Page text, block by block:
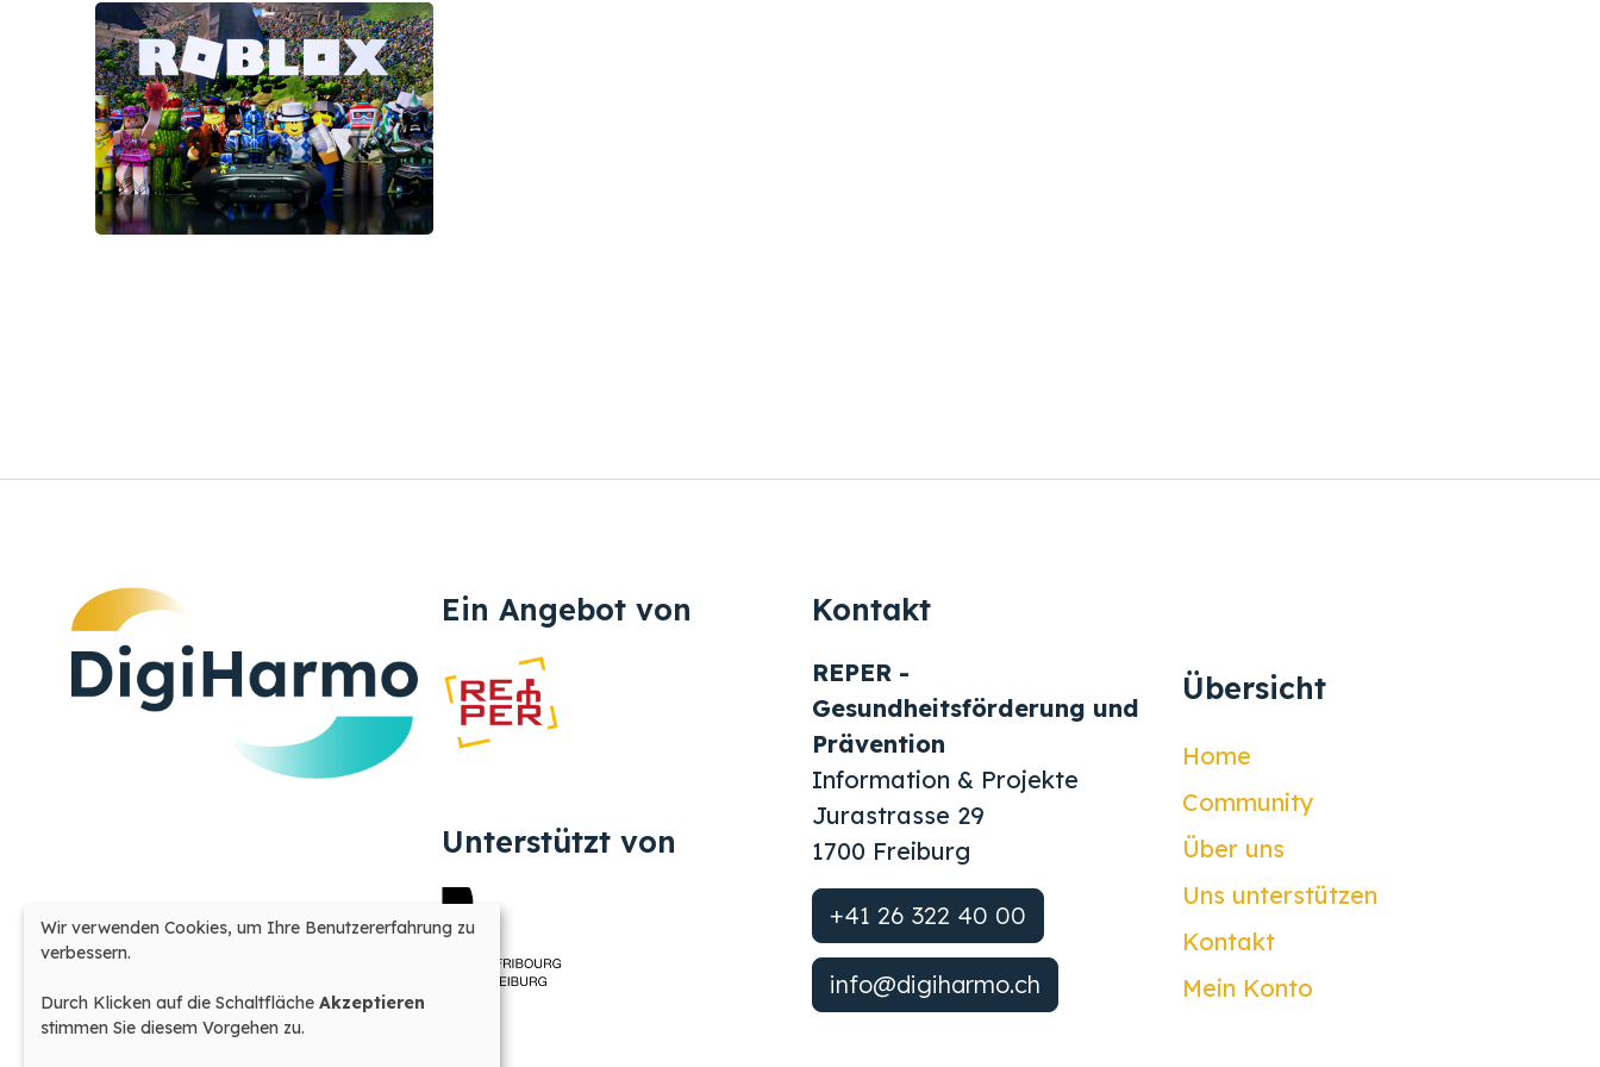
Ein Angebot von
Unterstützt von
Kontakt
REPER -
Gesundheitsförderung und
Prävention
Information & Projekte
Jurastrasse 29
1700 Freiburg
+41 26 322 40 00
info@digiharmo.ch
Übersicht
Home
Community
Über uns
Uns unterstützen
Kontakt
Mein Konto
Verwendung
personenbezogener
und
Cookies
Wir verwenden Cookies, um Ihre Benutzererfahrung zu
verbessern.
Durch Klicken auf die Schaltfläche Akzeptieren
stimmen Sie diesem Vorgehen zu.